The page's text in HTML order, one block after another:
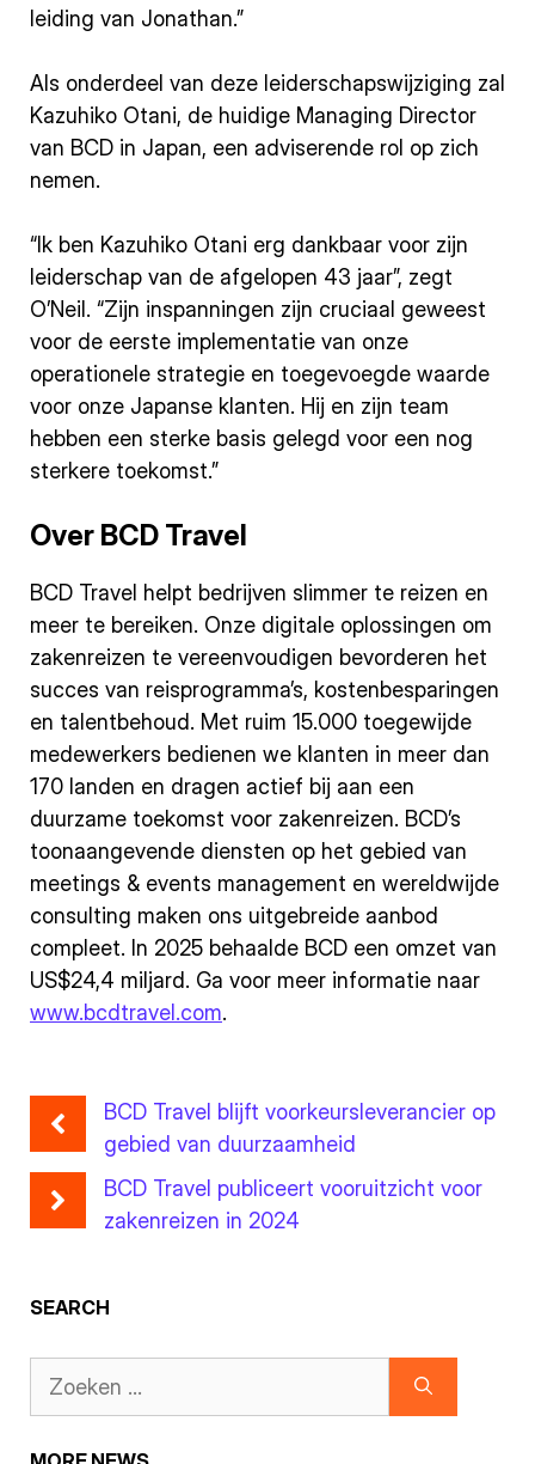
leiding van Jonathan.”
Als onderdeel van deze leiderschapswijziging zal
Kazuhiko Otani, de huidige Managing Director
van BCD in Japan, een adviserende rol op zich
nemen.
“Ik ben Kazuhiko Otani erg dankbaar voor zijn
leiderschap van de afgelopen 43 jaar”, zegt
O’Neil. “Zijn inspanningen zijn cruciaal geweest
voor de eerste implementatie van onze
operationele strategie en toegevoegde waarde
voor onze Japanse klanten. Hij en zijn team
hebben een sterke basis gelegd voor een nog
sterkere toekomst.”
Over BCD Travel
BCD Travel helpt bedrijven slimmer te reizen en
meer te bereiken. Onze digitale oplossingen om
zakenreizen te vereenvoudigen bevorderen het
succes van reisprogramma’s, kostenbesparingen
en talentbehoud. Met ruim 15.000 toegewijde
medewerkers bedienen we klanten in meer dan
170 landen en dragen actief bij aan een
duurzame toekomst voor zakenreizen. BCD’s
toonaangevende diensten op het gebied van
meetings & events management en wereldwijde
consulting maken ons uitgebreide aanbod
compleet. In 2025 behaalde BCD een omzet van
US$24,4 miljard. Ga voor meer informatie naar
www.bcdtravel.com.
BCD Travel blijft voorkeursleverancier op
gebied van duurzaamheid
BCD Travel publiceert vooruitzicht voor
zakenreizen in 2024
SEARCH